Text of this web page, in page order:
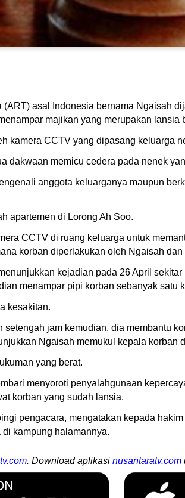
(ART) asal Indonesia bernama Ngaisah
majikan yang merupakan lansia
kamera CCTV yang dipasang keluarga
dakwaan memicu cedera pada nenek
anggota keluarganya maupun
apartemen di Lorong Ah Soo.
CCTV di ruang keluarga untuk
korban diperlakukan oleh Ngaisah
kejadian pada 26 April
menampar pipi korban sebanyak satu
kesakitan.
jam kemudian, dia membantu
Ngaisah memukul kepala
yang berat.
menyoroti penyalahgunaan
korban yang sudah lansia.
pengacara, mengatakan kepada
kampung halamannya.
. Download aplikasi nusantaratv.com